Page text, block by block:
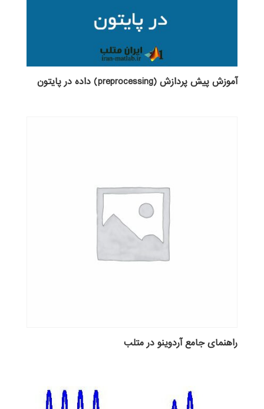
آموزش پیش پردازش (preprocessing) داده در پایتون
راهنمای جامع آردوینو در متلب